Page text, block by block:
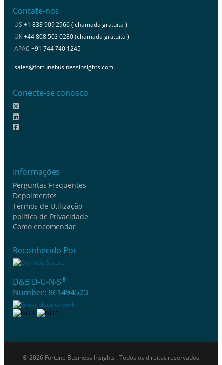
Contate-nos
US +1 833 909 2966 ( chamada gratuita )
UK+44 808 502 0280 (chamada gratuita )
APAC +91 744 740 1245
sales@fortunebusinessinsights.com
Conecte-se conosco
Informações
Perguntas Frequentes
Depoimentos
Termos de Utilização
política de Privacidade
Como encomendar
Reconhecido Por
D&B D-U-N-S®
Number: 861494523
© 2026 Fortune Business Insights . Todos os direitos reservados